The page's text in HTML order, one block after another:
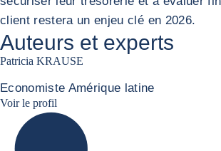
client restera un enjeu clé en 2026.
Auteurs et experts
Patricia KRAUSE
Economiste Amérique latine
Voir le profil